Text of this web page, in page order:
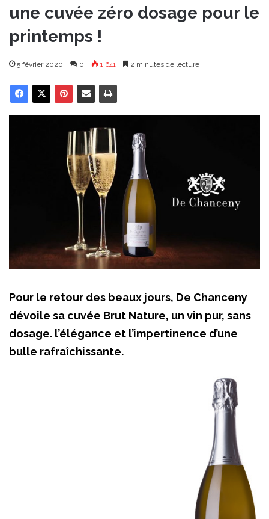
une cuvée zéro dosage pour le
printemps !
5 février 2020 0 1 641 2 minutes de lecture
Pour le retour des beaux jours, De Chanceny
dévoile sa cuvée Brut Nature, un vin pur, sans
dosage. l’élégance et l’impertinence d’une
bulle rafraîchissante.